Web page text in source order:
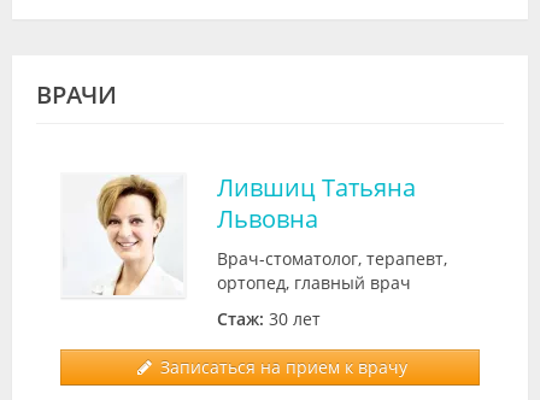
ВРАЧИ
Лившиц Татьяна
Львовна
Врач-стоматолог, терапевт,
ортопед, главный врач
Стаж: 30 лет
Записаться на прием к врачу